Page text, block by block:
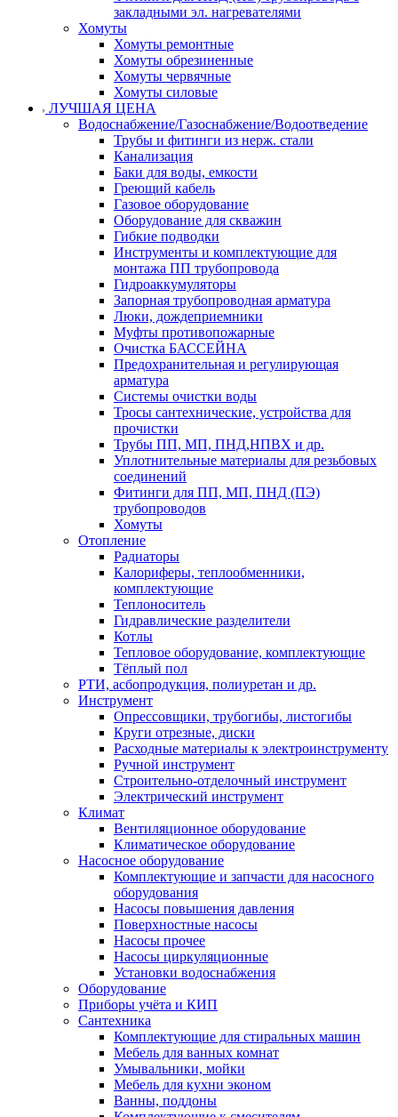
закладными эл. нагревателями
Хомуты
Хомуты ремонтные
Хомуты обрезиненные
Хомуты червячные
Хомуты силовые
ЛУЧШАЯ ЦЕНА
Водоснабжение/Газоснабжение/Водоотведение
Трубы и фитинги из нерж. стали
Канализация
Баки для воды, емкости
Греющий кабель
Газовое оборудование
Оборудование для скважин
Гибкие подводки
Инструменты и комплектующие для
монтажа ПП трубопровода
Гидроаккумуляторы
Запорная трубопроводная арматура
Люки, дождеприемники
Муфты противопожарные
Очистка БАССЕЙНА
Предохранительная и регулирующая
арматура
Системы очистки воды
Тросы сантехнические, устройства для
прочистки
Трубы ПП, МП, ПНД,НПВХ и др.
Уплотнительные материалы для резьбовых
соединений
Фитинги для ПП, МП, ПНД (ПЭ)
трубопроводов
Хомуты
Отопление
Радиаторы
Калориферы, теплообменники,
комплектующие
Теплоноситель
Гидравлические разделители
Котлы
Тепловое оборудование, комплектующие
Тёплый пол
РТИ, асбопродукция, полиуретан и др.
Инструмент
Опрессовщики, трубогибы, листогибы
Круги отрезные, диски
Расходные материалы к электроинструменту
Ручной инструмент
Строительно-отделочный инструмент
Электрический инструмент
Климат
Вентиляционное оборудование
Климатическое оборудование
Насосное оборудование
Комплектующие и запчасти для насосного
оборудования
Насосы повышения давления
Поверхностные насосы
Насосы прочее
Насосы циркуляционные
Установки водоснабжения
Оборудование
Приборы учёта и КИП
Сантехника
Комплектующие для стиральных машин
Мебель для ванных комнат
Умывальники, мойки
Мебель для кухни эконом
Ванны, поддоны